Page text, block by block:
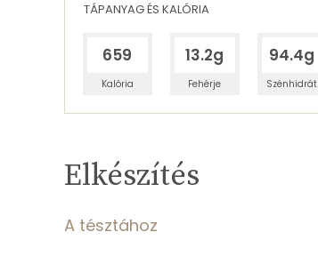
TÁPANYAG ÉS KALÓRIA
659
Kalória
13.2g
Fehérje
94.4g
Szénhidrát
TÁPANYAGTARTALOM
Elkészítés
A tésztához